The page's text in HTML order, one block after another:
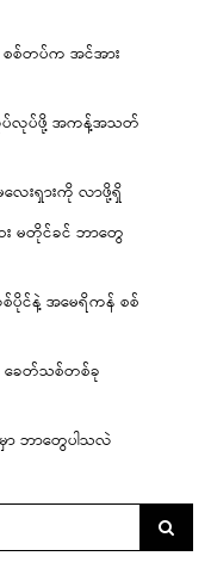
စစ်တပ်က အင်အား
လုပ်လုပ်ဖို့ အကန့်အသတ်
မလေးရှားကို လာဖို့ရှိ
မတိုင်ခင် ဘာတွေ
ပိုင်နဲ့ အမေရိကန် စစ်
ခေတ်သစ်တစ်ခု
မှာ ဘာတွေပါသလဲ